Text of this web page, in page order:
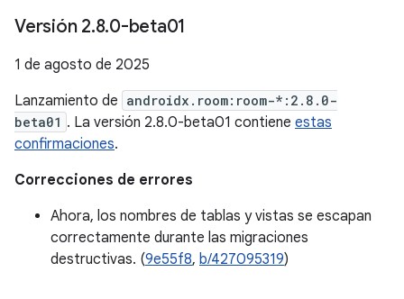
Versión 2.8.0-beta01
1 de agosto de 2025
Lanzamiento de androidx.room:room-*:2.8.0-
beta01 . La versión 2.8.0-beta01 contiene estas
confirmaciones.
Correcciones de errores
Ahora, los nombres de tablas y vistas se escapan
correctamente durante las migraciones
destructivas. (9e55f8, b/427095319)